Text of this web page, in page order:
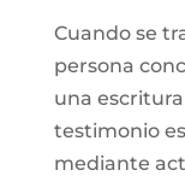
Cuando se
persona
una
testimonio
mediante